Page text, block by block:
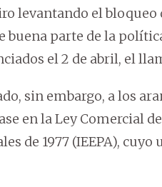
levantando el
parte de la
el 2 de abril, el
sin embargo, a los
en la Ley Comercial
de 1977 (IEEPA),